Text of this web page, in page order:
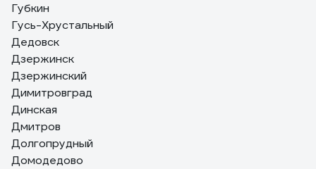
Губкин
Гусь-Хрустальный
Дедовск
Дзержинск
Дзержинский
Димитровград
Динская
Дмитров
Долгопрудный
Домодедово